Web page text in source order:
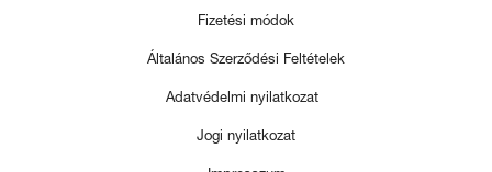
Fizetési módok
Általános Szerződési Feltételek
Adatvédelmi nyilatkozat
Jogi nyilatkozat